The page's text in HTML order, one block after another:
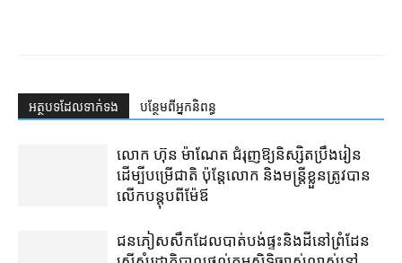
អត្ថបទ​ដែល​ទាក់ទង បន្ថែម​ពី​អ្នកនិពន្ធ
លោក ហ៊ុន ម៉ាណែត ជំរុញ​ឱ្យ​និស្សិត​ប្រឹងរៀន​
ដើម្បី​បម្រើ​ជាតិ ប៉ុន្តែ​លោក និង​មន្ត្រី​​ខ្លួន​ត្រូវ​បាន​
លើក​បន្តុប​ពី​ម៉ែឪ
ជនភៀសសឹក​ដែល​បាត់បង់​ផ្ទះ​និង​ដី​នៅ​ព្រំដែន​